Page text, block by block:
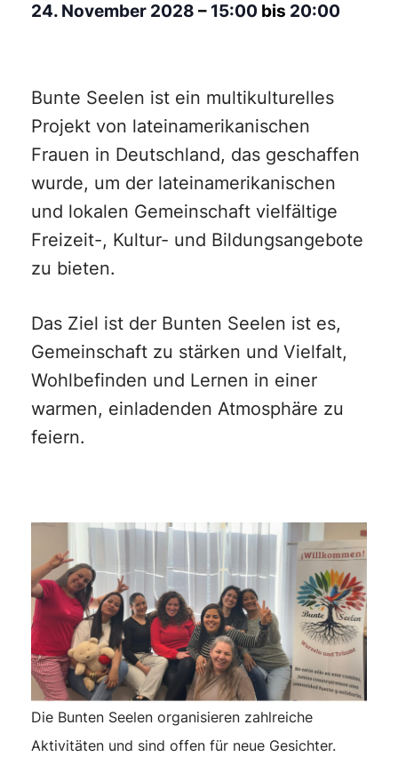
24. November 2028 – 15:00 bis 20:00
Bunte Seelen ist ein multikulturelles
Projekt von lateinamerikanischen
Frauen in Deutschland, das geschaffen
wurde, um der lateinamerikanischen
und lokalen Gemeinschaft vielfältige
Freizeit-, Kultur- und Bildungsangebote
zu bieten.
Das Ziel ist der Bunten Seelen ist es,
Gemeinschaft zu stärken und Vielfalt,
Wohlbefinden und Lernen in einer
warmen, einladenden Atmosphäre zu
feiern.
Die Bunten Seelen organisieren zahlreiche
Aktivitäten und sind offen für neue Gesichter.